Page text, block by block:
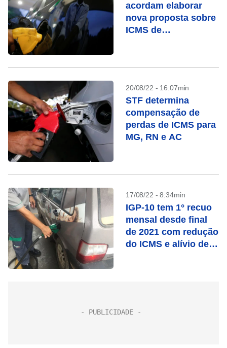
acordam elaborar
nova proposta sobre
ICMS de
20/08/22 - 16:07min
STF determina
compensação de
perdas de ICMS para
MG, RN e AC
17/08/22 - 8:34min
IGP-10 tem 1° recuo
mensal desde final
de 2021 com redução
do ICMS e alívio de